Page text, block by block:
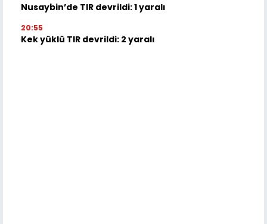
Nusaybin’de TIR devrildi: 1 yaralı
20:55
Kek yüklü TIR devrildi: 2 yaralı